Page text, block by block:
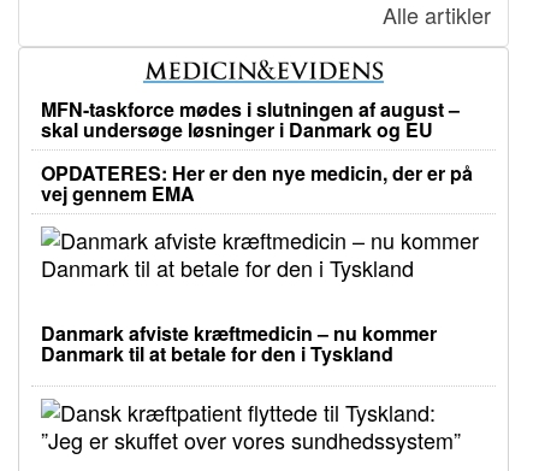
Alle artikler
MFN-taskforce mødes i slutningen af august –
skal undersøge løsninger i Danmark og EU
OPDATERES: Her er den nye medicin, der er på
vej gennem EMA
Danmark afviste kræftmedicin – nu kommer
Danmark til at betale for den i Tyskland